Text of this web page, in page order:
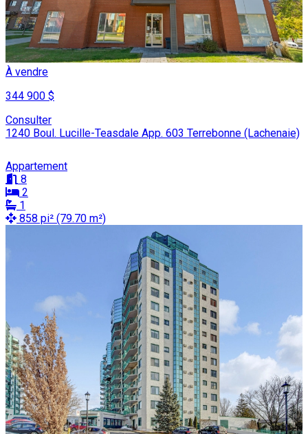
À vendre
344 900 $
Consulter
1240 Boul. Lucille-Teasdale App. 603 Terrebonne (Lachenaie)
Appartement
8
2
1
858 pi² (79.70 m²)